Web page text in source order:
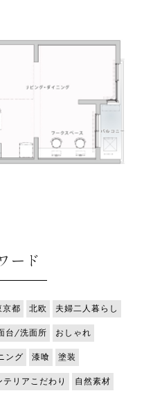
ード
京都 北欧 夫婦二人暮らし
台/洗面所 おしゃれ
ング 漆喰 塗装
テリアこだわり 自然素材